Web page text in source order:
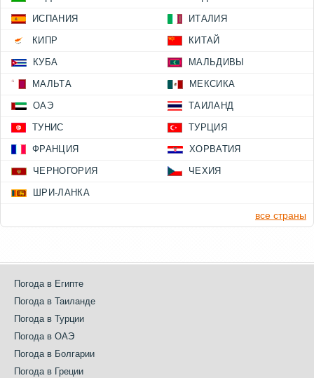
ИСПАНИЯ ИТАЛИЯ
КИПР КИТАЙ
КУБА МАЛЬДИВЫ
МАЛЬТА МЕКСИКА
ОАЭ ТАИЛАНД
ТУНИС ТУРЦИЯ
ФРАНЦИЯ ХОРВАТИЯ
ЧЕРНОГОРИЯ ЧЕХИЯ
ШРИ-ЛАНКА
все страны
Погода в Египте
Погода в Таиланде
Погода в Турции
Погода в ОАЭ
Погода в Болгарии
Погода в Греции